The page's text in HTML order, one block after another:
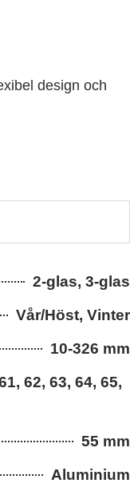
design och
2-glas, 3-glas
Vår/Höst, Vinter
10-326 mm
62, 63, 64, 65,
55 mm
Aluminium